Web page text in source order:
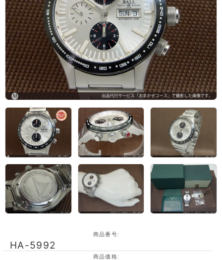
商品番号:
HA-5992
商品価格: